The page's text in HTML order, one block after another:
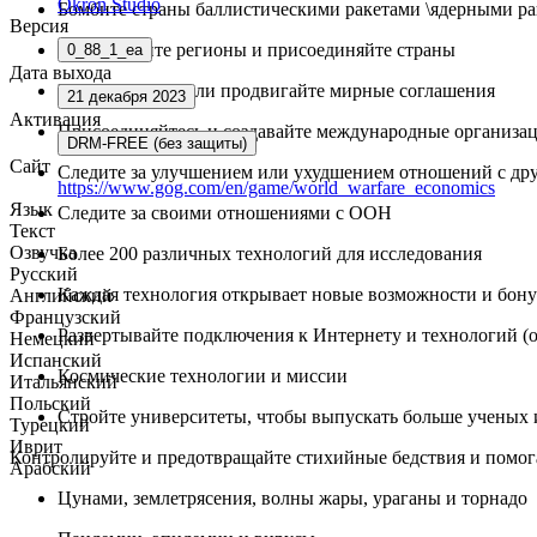
Бомбите страны баллистическими ракетами \ядерными
Завоевывайте регионы и присоединяйте страны
Подписывайте или продвигайте мирные соглашения
Присоединяйтесь и создавайте международные
Следите за улучшением или ухудшением отношений с
Следите за своими отношениями с ООН
Более 200 различных технологий для исследования
Каждая технология открывает новые возможности и
Развертывайте подключения к Интернету и технологий
Космические технологии и миссии
Стройте университеты, чтобы выпускать больше ученых
Контролируйте и предотвращайте стихийные бедствия и
Цунами, землетрясения, волны жары, ураганы и торнадо
Версия
0_88_1_ea
Дата выхода
21 декабря 2023
Активация
DRM-FREE (без защиты)
Сайт
https://www.gog.com/en/game/world_warfare_economics
Язык
Текст
Озвучка
Русский
Английский
Французский
Немецкий
Испанский
Итальянский
Польский
Турецкий
Иврит
Арабский